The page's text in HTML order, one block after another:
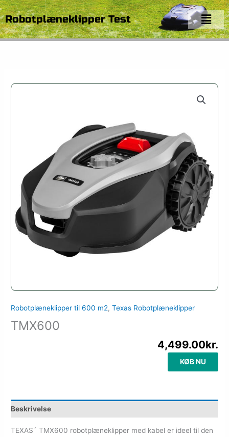
Gå
til
indholdet
Robotplæneklipper Test Menu
Robotplæneklipper til 600 m2,Texas Robotplæneklipper
TMX600
4,499.00kr.
KØB NU
Beskrivelse
TEXAS´ TMX600 robotplæneklipper med kabel er ideel til den